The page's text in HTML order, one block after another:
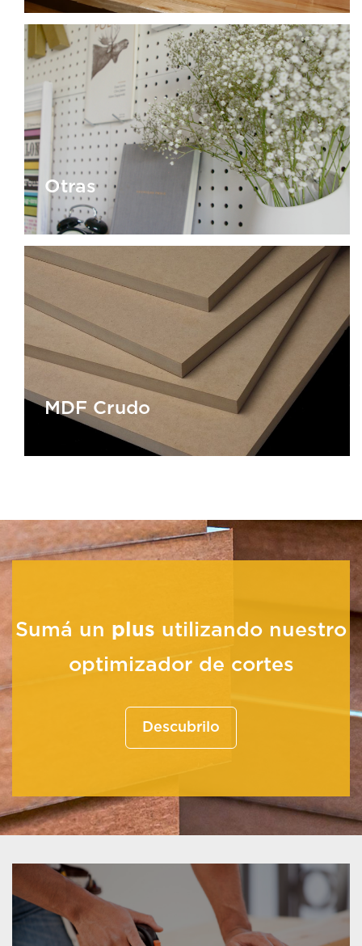
Tableros
Otras
Otras
MDF Crudo
MDF Crudo
Sumá un plus utilizando nuestro
optimizador de cortes
Descubrilo